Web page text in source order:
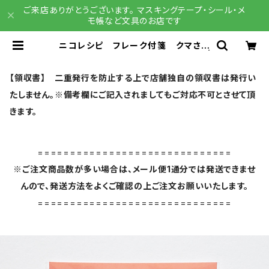
ご来店ありがとうございます。 マスキングテープ・シール・メ
モ帳など文具のお店です
ニコレシピ フレーク付箋 クマさん
店
【領収書】 二重発行を防止する上で店舗独自の領収書は発行い
たしません。※備考欄にご記入されましてもご対応不可とさせて頂
きます。
==============================
※ご注文商品数が多い場合は、メール便1通分では発送できませ
んので、発送方法をよくご確認の上ご注文お願いいたします。
==============================